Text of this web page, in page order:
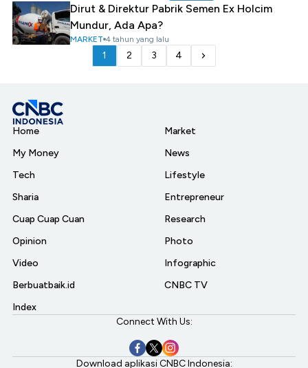
Dirut & Direktur Pabrik Semen Ex Holcim
Mundur, Ada Apa?
MARKET 4 tahun yang lalu
1 2 3 4
Home
My Money
Tech
Sharia
Cuap Cuap Cuan
Opinion
Video
Berbuatbaik.id
Index
Market
News
Lifestyle
Entrepreneur
Research
Photo
Infographic
CNBC TV
Connect With Us:
Download aplikasi CNBC Indonesia: